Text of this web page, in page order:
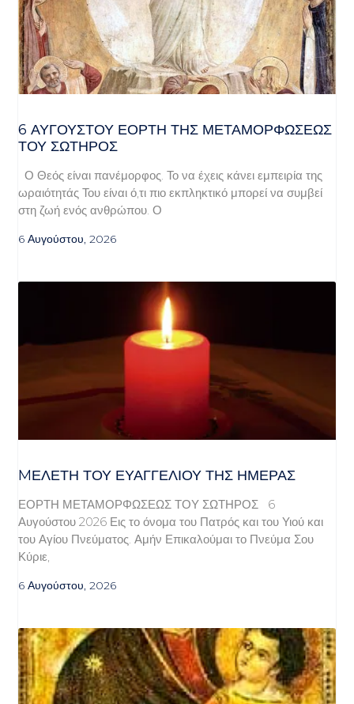
6 ΑΥΓΟΥΣΤΟΥ ΕΟΡΤΗ ΤΗΣ ΜΕΤΑΜΟΡΦΩΣΕΩΣ
ΤΟΥ ΣΩΤΗΡΟΣ
Ο Θεός είναι πανέμορφος. Το να έχεις κάνει εμπειρία της
ωραιότητάς Του είναι ό,τι πιο εκπληκτικό μπορεί να συμβεί
στη ζωή ενός ανθρώπου. Ο
6 Αυγούστου, 2026
MΕΛΈΤΗ ΤΟΥ ΕΥΑΓΓΕΛΊΟΥ ΤΗΣ ΗΜΈΡΑΣ
ΕΟΡΤΗ ΜΕΤΑΜΟΡΦΩΣΕΩΣ ΤΟΥ ΣΩΤΗΡΟΣ 6
Αυγούστου 2026 Εις το όνομα του Πατρός και του Υιού και
του Αγίου Πνεύματος. Αμήν Επικαλούμαι το Πνεύμα Σου
Κύριε,
6 Αυγούστου, 2026